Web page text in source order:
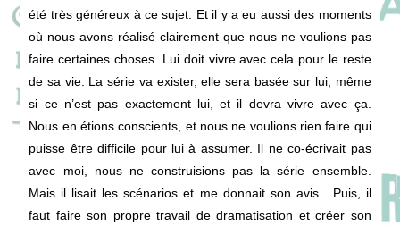
été très généreux à ce sujet. Et il y a eu aussi des moments
où nous avons réalisé clairement que nous ne voulions pas
faire certaines choses. Lui doit vivre avec cela pour le reste
de sa vie. La série va exister, elle sera basée sur lui, même
si ce n’est pas exactement lui, et il devra vivre avec ça.
Nous en étions conscients, et nous ne voulions rien faire qui
puisse être difficile pour lui à assumer. Il ne co-écrivait pas
avec moi, nous ne construisions pas la série ensemble.
Mais il lisait les scénarios et me donnait son avis. Puis, il
faut faire son propre travail de dramatisation et créer son